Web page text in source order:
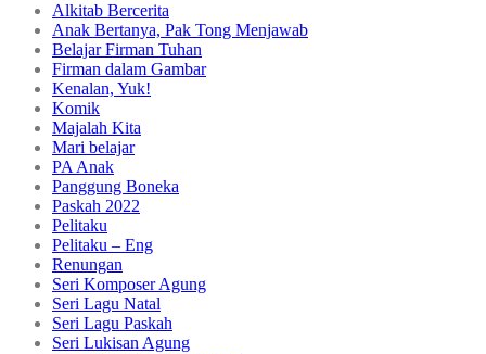
Alkitab Bercerita
Anak Bertanya, Pak Tong Menjawab
Belajar Firman Tuhan
Firman dalam Gambar
Kenalan, Yuk!
Komik
Majalah Kita
Mari belajar
PA Anak
Panggung Boneka
Paskah 2022
Pelitaku
Pelitaku – Eng
Renungan
Seri Komposer Agung
Seri Lagu Natal
Seri Lagu Paskah
Seri Lukisan Agung